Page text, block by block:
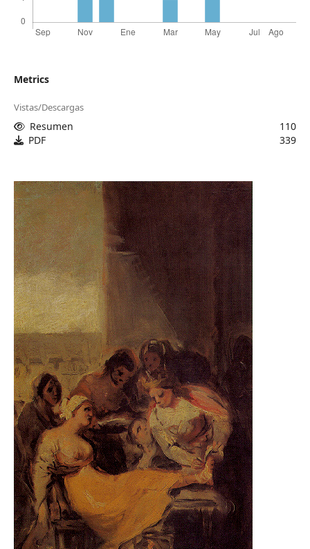
Metrics
Vistas/Descargas
Resumen
110
PDF
339